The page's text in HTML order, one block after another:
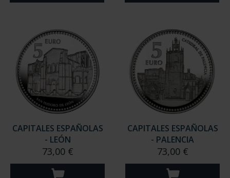
CAPITALES ESPAÑOLAS
- LEÓN
73,00 €
CAPITALES ESPAÑOLAS
- PALENCIA
73,00 €